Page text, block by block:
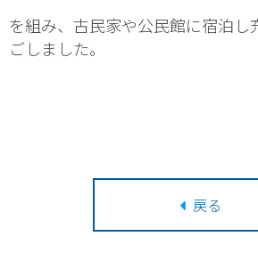
を組み、古民家や公民館に宿泊し
ごしました。
戻る